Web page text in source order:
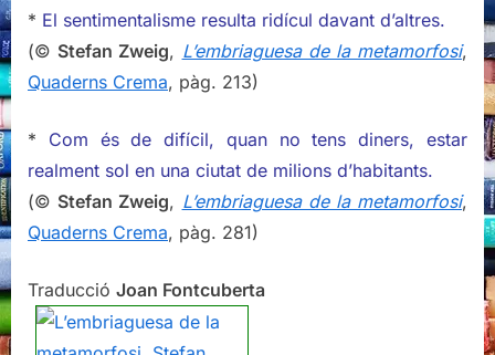
* El sentimentalisme resulta ridícul davant d’altres.
(© Stefan Zweig, L’embriaguesa de la metamorfosi,
Quaderns Crema, pàg. 213)
* Com és de difícil, quan no tens diners, estar
realment sol en una ciutat de milions d’habitants.
(© Stefan Zweig, L’embriaguesa de la metamorfosi,
Quaderns Crema, pàg. 281)
Traducció Joan Fontcuberta